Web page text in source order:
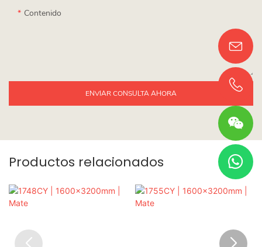
Contenido
ENVIAR CONSULTA AHORA
Productos relacionados